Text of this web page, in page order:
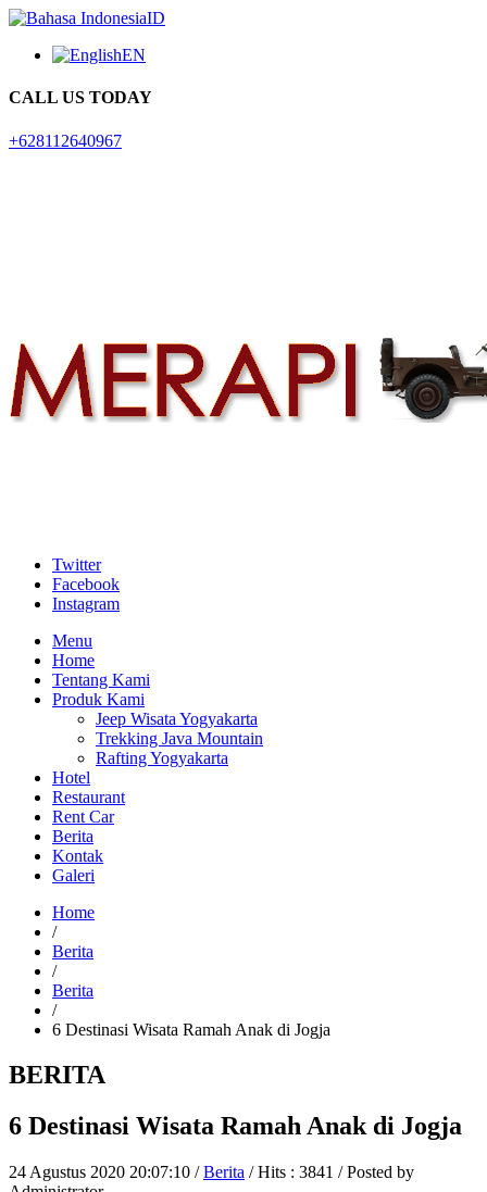
ID
EN
CALL US TODAY
+628112640967
Twitter
Facebook
Instagram
Menu
Home
Tentang Kami
Produk Kami
Jeep Wisata Yogyakarta
Trekking Java Mountain
Rafting Yogyakarta
Hotel
Restaurant
Rent Car
Berita
Kontak
Galeri
Home
/
Berita
/
Berita
/
6 Destinasi Wisata Ramah Anak di Jogja
BERITA
6 Destinasi Wisata Ramah Anak di Jogja
24 Agustus 2020 20:07:10 /Berita / Hits : 3841 / Posted by